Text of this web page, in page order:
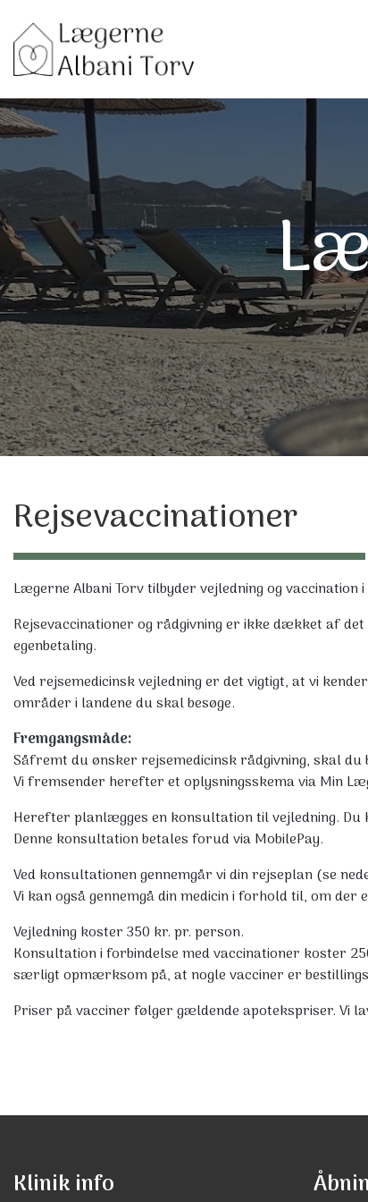
hovedindhold
Rejsevaccinationer
Lægerne Albani Torv tilbyder vejledning og vaccination
Rejsevaccinationer og rådgivning er ikke dækket af
egenbetaling.
Ved rejsemedicinsk vejledning er det vigtigt, at vi
områder i landene du skal besøge.
Fremgangsmåde:
Såfremt du ønsker rejsemedicinsk rådgivning, skal
Vi fremsender herefter et oplysningsskema via Min
Herefter planlægges en konsultation til vejledning.
Denne konsultation betales forud via MobilePay.
Ved konsultationen gennemgår vi din rejseplan (se
Vi kan også gennemgå din medicin i forhold til, om
Vejledning koster 350 kr. pr. person.
Konsultation i forbindelse med vaccinationer koster
særligt opmærksom på, at nogle vacciner er
Priser på vacciner følger gældende apotekspriser. Vi
Klinik info